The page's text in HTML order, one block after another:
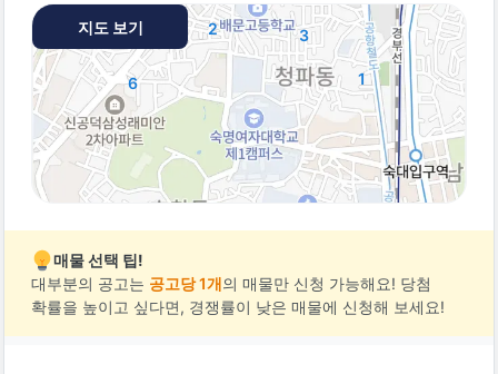
6
2 3
1
지도 보기
매물 선택 팁!
대부분의 공고는 공고당 1개의 매물만 신청 가능해요! 당첨
확률을 높이고 싶다면, 경쟁률이 낮은 매물에 신청해 보세요!